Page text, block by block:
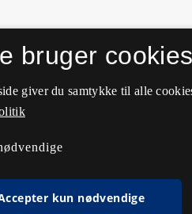
bruger cookies
giver du samtykke til alle
kun nødvendige